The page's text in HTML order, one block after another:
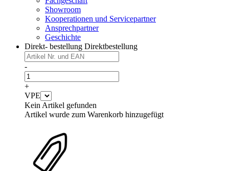
Showroom
Kooperationen und Servicepartner
Ansprechpartner
Geschichte
Direkt- bestellung Direktbestellung
-
+
VPE
Kein Artikel gefunden
Artikel wurde zum Warenkorb hinzugefügt